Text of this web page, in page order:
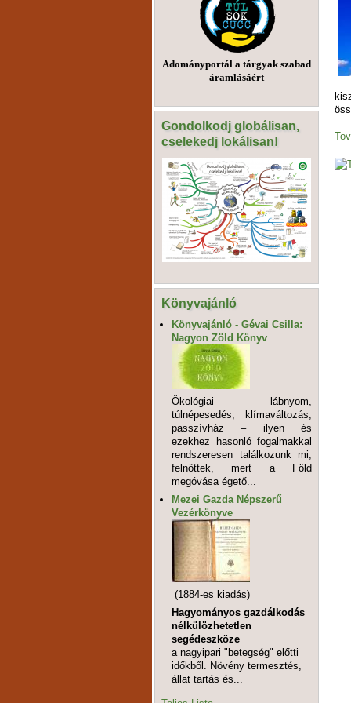
Adományportál a tárgyak szabad
áramlásáért
Gondolkodj globálisan,
cselekedj lokálisan!
Könyvajánló
Könyvajánló - Gévai Csilla:
Nagyon Zöld Könyv
Ökológiai lábnyom,
túlnépesedés, klímaváltozás,
passzívház – ilyen és
ezekhez hasonló fogalmakkal
rendszeresen találkozunk mi,
felnőttek, mert a Föld
megóvása égető...
Mezei Gazda Népszerű
Vezérkönyve
(1884-es kiadás)
Hagyományos gazdálkodás
nélkülözhetetlen
segédeszköze
a nagyipari "betegség" előtti
időkből. Növény termesztés,
állat tartás és...